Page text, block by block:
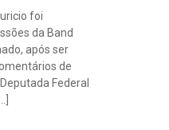
foi
da Band
após ser
de
Federal